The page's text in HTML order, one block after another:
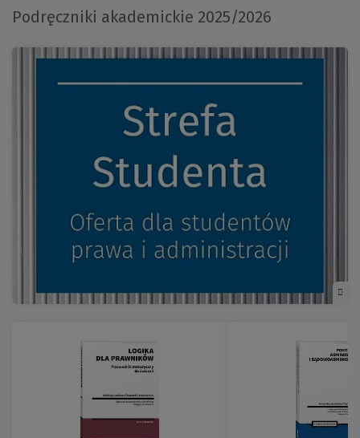
Podręczniki akademickie 2025/2026